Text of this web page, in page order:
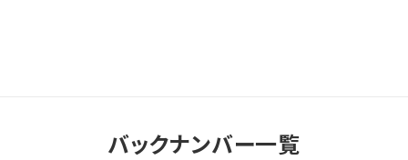
バックナンバー一覧